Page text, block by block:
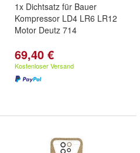
1x Dichtsatz für Bauer
Kompressor LD4 LR6 LR12
Motor Deutz 714
69,40 €
Kostenloser Versand